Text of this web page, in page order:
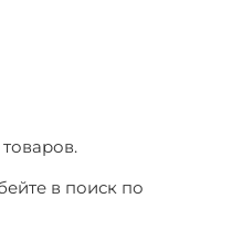
в поиск по